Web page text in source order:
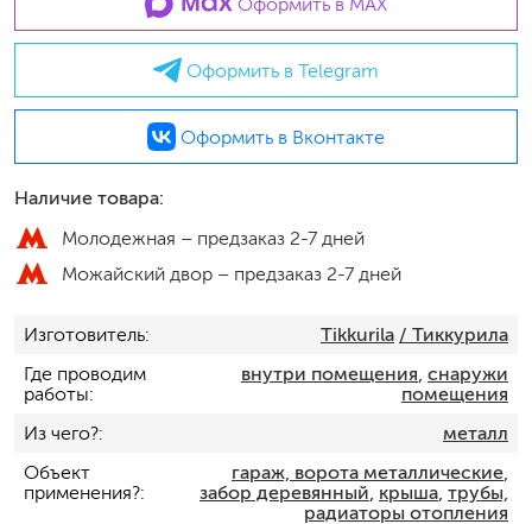
Оформить в Telegram
Оформить в Вконтакте
Наличие товара:
Молодежная – предзаказ 2-7 дней
Можайский двор – предзаказ 2-7 дней
Изготовитель Tikkurila / Тиккурила
Где проводим
работы
внутри помещения снаружи
помещения
Из чего?
металл
Объект
применения?
гараж, ворота металлические,
забор деревянный крыша, трубы,
радиаторы отопления